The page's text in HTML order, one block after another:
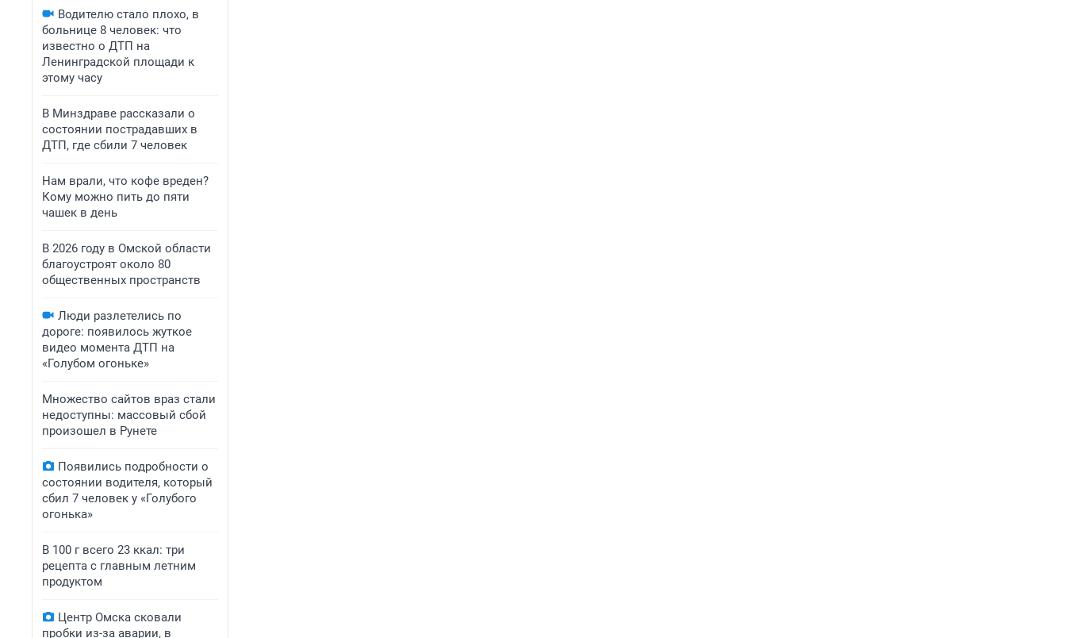
Водителю стало плохо, в
больнице 8 человек: что
известно о ДТП на
Ленинградской площади к
этому часу
В Минздраве рассказали о
состоянии пострадавших в
ДТП, где сбили 7 человек
Нам врали, что кофе вреден?
Кому можно пить до пяти
чашек в день
В 2026 году в Омской области
благоустроят около 80
общественных пространств
Люди разлетелись по
дороге: появилось жуткое
видео момента ДТП на
«Голубом огоньке»
Множество сайтов враз стали
недоступны: массовый сбой
произошел в Рунете
Появились подробности о
состоянии водителя, который
сбил 7 человек у «Голубого
огонька»
В 100 г всего 23 ккал: три
рецепта с главным летним
продуктом
Центр Омска сковали
пробки из-за аварии, в